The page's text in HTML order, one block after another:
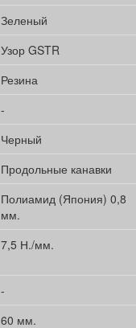
Зеленый
Узор GSTR
Резина
-
Черный
Продольные канавки
Полиамид (Япония) 0,8
мм.
7,5 Н./мм.
-
60 мм.